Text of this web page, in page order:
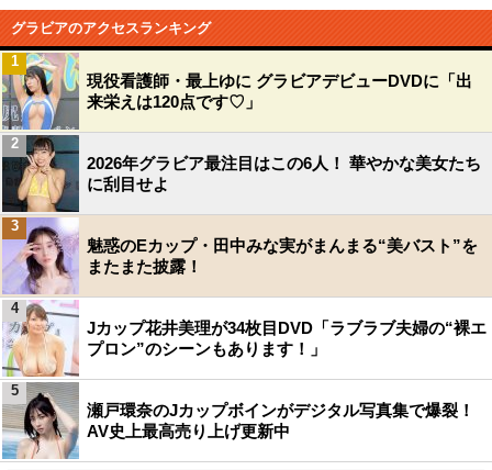
グラビアのアクセスランキング
現役看護師・最上ゆに グラビアデビューDVDに「出
来栄えは120点です♡」
1
2026年グラビア最注目はこの6人！ 華やかな美女たち
に刮目せよ
2
魅惑のEカップ・田中みな実がまんまる“美バスト”を
またまた披露！
3
Jカップ花井美理が34枚目DVD「ラブラブ夫婦の“裸エ
プロン”のシーンもあります！」
4
瀬戸環奈のJカップボインがデジタル写真集で爆裂！
AV史上最高売り上げ更新中
5